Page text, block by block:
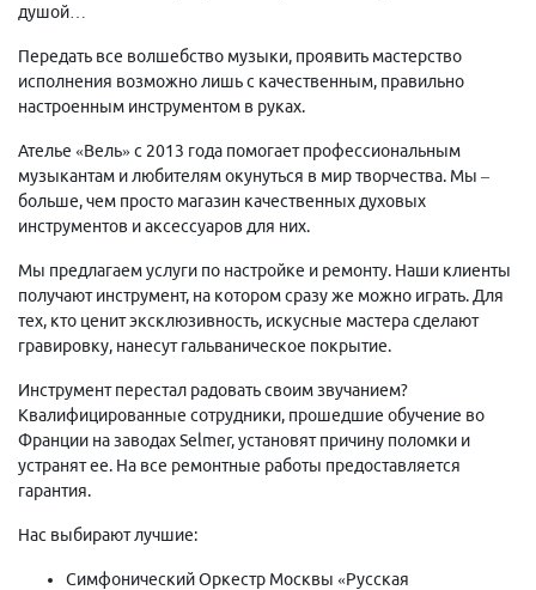
душой…
Передать все волшебство музыки, проявить мастерство
исполнения возможно лишь с качественным, правильно
настроенным инструментом в руках.
Ателье «Вель» с 2013 года помогает профессиональным
музыкантам и любителям окунуться в мир творчества. Мы –
больше, чем просто магазин качественных духовых
инструментов и аксессуаров для них.
Мы предлагаем услуги по настройке и ремонту. Наши клиенты
получают инструмент, на котором сразу же можно играть. Для
тех, кто ценит эксклюзивность, искусные мастера сделают
гравировку, нанесут гальваническое покрытие.
Инструмент перестал радовать своим звучанием?
Квалифицированные сотрудники, прошедшие обучение во
Франции на заводах Selmer, установят причину поломки и
устранят ее. На все ремонтные работы предоставляется
гарантия.
Нас выбирают лучшие:
Симфонический Оркестр Москвы «Русская